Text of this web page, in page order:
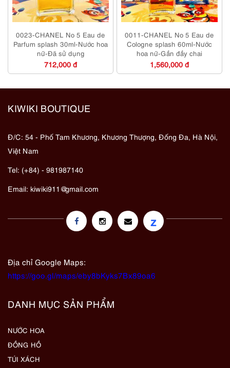
0023-CHANEL No 5 Eau de
Parfum splash 30ml-Nước hoa
nữ-Đã sử dụng
712,000 đ
0011-CHANEL No 5 Eau de
Cologne splash 60ml-Nước
hoa nữ-Gần đầy chai
1,560,000 đ
KIWIKI BOUTIQUE
Đ/C: 54 - Phố Tam Khương, Khương Thượng, Đống Đa, Hà Nội,
Việt Nam
Tel: (+84) - 981987140
Email: kiwiki911@gmail.com
z
Địa chỉ Google Maps:
https://goo.gl/maps/eby8bKyks7Bx89oa6
DANH MỤC SẢN PHẨM
NƯỚC HOA
ĐỒNG HỒ
TÚI XÁCH